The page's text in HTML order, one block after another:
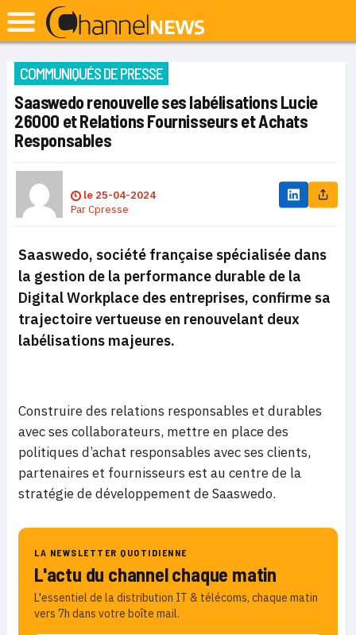
COMMUNIQUÉS DE PRESSE
Saaswedo renouvelle ses labélisations Lucie
26000 et Relations Fournisseurs et Achats
Responsables
le 25-04-2024
ParCpresse
Saaswedo, société française spécialisée dans
la gestion de la performance durable de la
Digital Workplace des entreprises, confirme sa
trajectoire vertueuse en renouvelant deux
labélisations majeures.
Construire des relations responsables et durables
avec ses collaborateurs, mettre en place des
politiques d’achat responsables avec ses clients,
partenaires et fournisseurs est au centre de la
stratégie de développement de Saaswedo.
LA NEWSLETTER QUOTIDIENNE
L'actu du channel chaque matin
L'essentiel de la distribution IT & télécoms, chaque matin
vers 7h dans votre boîte mail.